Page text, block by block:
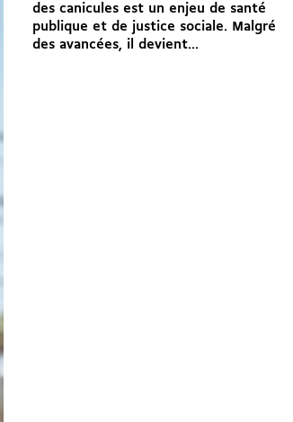
des canicules est un enjeu de santé
publique et de justice sociale. Malgré
des avancées, il devient...